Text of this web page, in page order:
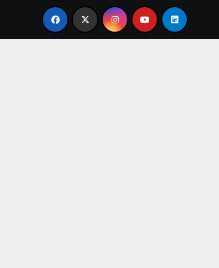
El primer tour de la India Chiquitina